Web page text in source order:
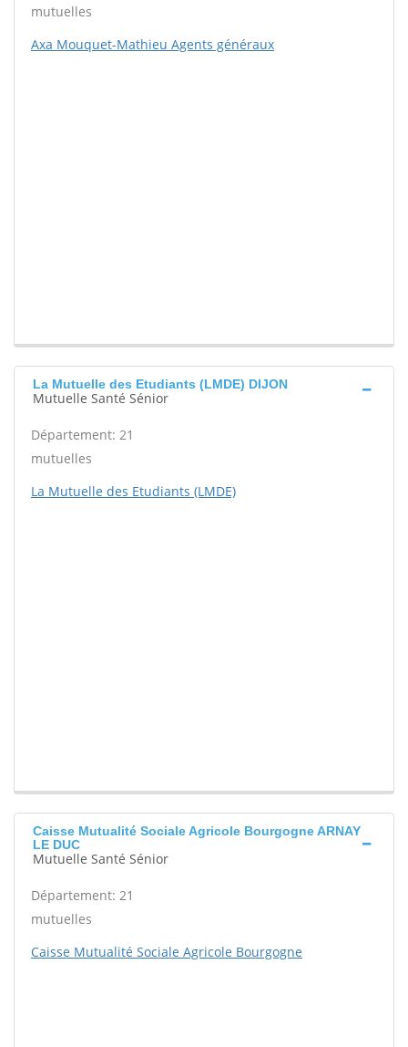
mutuelles
Axa Mouquet-Mathieu Agents généraux
La Mutuelle des Etudiants (LMDE) DIJON
Mutuelle Santé Sénior
Département: 21
mutuelles
La Mutuelle des Etudiants (LMDE)
Caisse Mutualité Sociale Agricole Bourgogne ARNAY
LE DUC
Mutuelle Santé Sénior
Département: 21
mutuelles
Caisse Mutualité Sociale Agricole Bourgogne